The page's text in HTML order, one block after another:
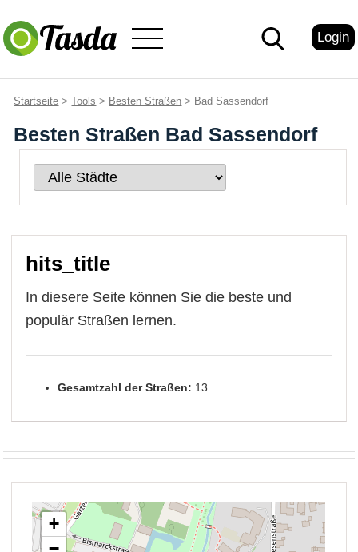
Login
Startseite >Tools > Besten Straßen > Bad Sassendorf
Besten Straßen Bad Sassendorf
hits_title
In diesere Seite können Sie die beste und
populär Straßen lernen.
Gesamtzahl der Straßen: 13